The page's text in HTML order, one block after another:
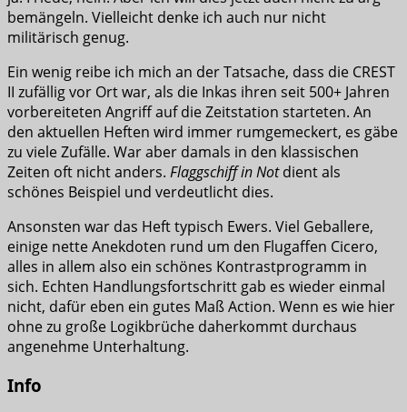
bemängeln. Vielleicht denke ich auch nur nicht
militärisch genug.
Ein wenig reibe ich mich an der Tatsache, dass die CREST
II zufällig vor Ort war, als die Inkas ihren seit 500+ Jahren
vorbereiteten Angriff auf die Zeitstation starteten. An
den aktuellen Heften wird immer rumgemeckert, es gäbe
zu viele Zufälle. War aber damals in den klassischen
Zeiten oft nicht anders. Flaggschiff in Notdient als
schönes Beispiel und verdeutlicht dies.
Ansonsten war das Heft typisch Ewers. Viel Geballere,
einige nette Anekdoten rund um den Flugaffen Cicero,
alles in allem also ein schönes Kontrastprogramm in
sich. Echten Handlungsfortschritt gab es wieder einmal
nicht, dafür eben ein gutes Maß Action. Wenn es wie hier
ohne zu große Logikbrüche daherkommt durchaus
angenehme Unterhaltung.
Info